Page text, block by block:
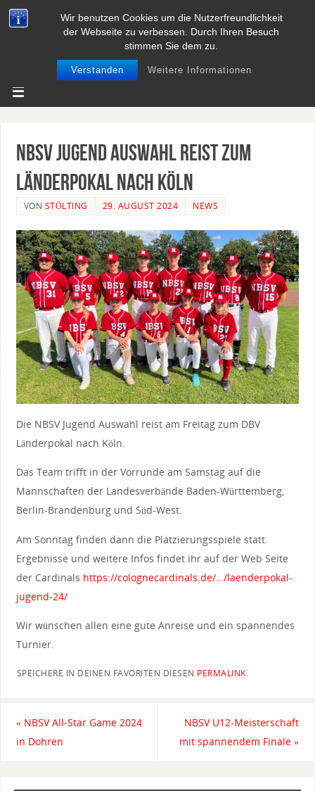
Wir benutzen Cookies um die Nutzerfreundlichkeit
der Webseite zu verbessen. Durch Ihren Besuch
stimmen Sie dem zu.
Verstanden Weitere Informationen
BASEBALL UND SOFTBALL IN
NIEDERSACHSEN
NBSV Jugend Auswahl reist zum
Länderpokal nach Köln
VON STÖLTING 29. AUGUST 2024 NEWS
Die NBSV Jugend Auswahl reist am Freitag zum DBV
Länderpokal nach Köln.
Das Team trifft in der Vorrunde am Samstag auf die
Mannschaften der Landesverbände Baden-Württemberg,
Berlin-Brandenburg und Süd-West.
Am Sonntag finden dann die Platzierungsspiele statt.
Ergebnisse und weitere Infos findet ihr auf der Web Seite
der Cardinals https://colognecardinals.de/…/laenderpokal-
jugend-24/
Wir wünschen allen eine gute Anreise und ein spannendes
Turnier.
SPEICHERE IN DEINEN FAVORITEN DIESEN PERMALINK.
«NBSV All-Star Game 2024
in Dohren
NBSV U12-Meisterschaft
mit spannendem Finale»